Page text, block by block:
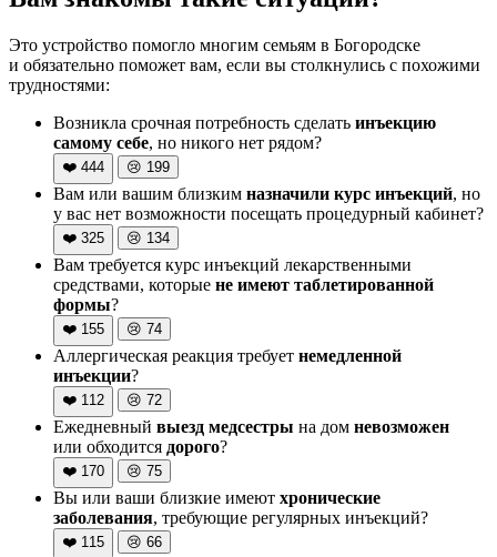
Это устройство помогло многим семьям в Богородске
и обязательно поможет вам, если вы столкнулись с похожими
трудностями:
Возникла срочная потребность сделать инъекцию
самому себе, но никого нет рядом?
❤️ 444 😢 199
Вам или вашим близким назначили курс инъекций, но
у вас нет возможности посещать процедурный кабинет?
❤️ 325 😢 134
Вам требуется курс инъекций лекарственными
средствами, которые не имеют таблетированной
формы?
❤️ 155 😢 74
Аллергическая реакция требует немедленной
инъекции?
❤️ 112 😢 72
Ежедневный выезд медсестры на дом невозможен
или обходится дорого?
❤️ 170 😢 75
Вы или ваши близкие имеют хронические
заболевания, требующие регулярных инъекций?
❤️ 115 😢 66